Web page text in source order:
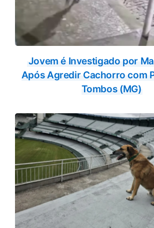
Jovem é Investigado por
Após Agredir Cachorro com
Tombos (MG)